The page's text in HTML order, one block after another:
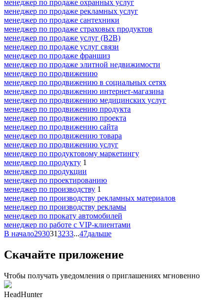
менеджер по продаже охранных услуг
менеджер по продаже рекламных услуг
менеджер по продаже сантехники
менеджер по продаже страховых продуктов
менеджер по продаже услуг (B2B)
менеджер по продаже услуг связи
менеджер по продаже франшиз
менеджер по продаже элитной недвижимости
менеджер по продвижению
менеджер по продвижению в социальных сетях
менеджер по продвижению интернет-магазина
менеджер по продвижению медицинских услуг
менеджер по продвижению продукта
менеджер по продвижению проекта
менеджер по продвижению сайта
менеджер по продвижению товара
менеджер по продвижению услуг
менеджер по продуктовому маркетингу
менеджер по продукту 1
менеджер по продукции
менеджер по проектированию
менеджер по производству 1
менеджер по производству рекламных материалов
менеджер по производству рекламы
менеджер по прокату автомобилей
менеджер по работе с VIP-клиентами
В начало2930313233...47дальше
Скачайте приложение
Чтобы получать уведомления о приглашениях мгновенно
HeadHunter